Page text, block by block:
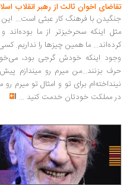
اخوان ثالث از رهبر انقلاب اسلامی
با فرهنگ کار عبثی است... این برادران
اینکه سحرخیزتر از ما بوده‌اند و
ما همین چیزها را نداریم. کسی نداریم
اینکه خودش گرجی بود، می‌خواست
بزنند...من میرم رو میندازم پیش
برای تو و امثال تو میرم رو
مملکت خودتان خدمت کنید...